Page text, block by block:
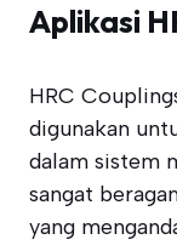
Aplikasi
HRC
digunakan
dalam sistem
sangat
yang